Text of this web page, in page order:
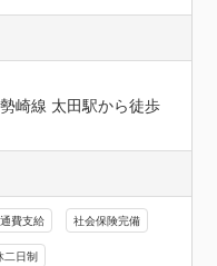
崎線 太田駅から徒歩
費支給 社会保険完備
二日制